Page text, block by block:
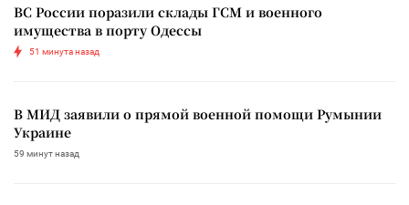
ВС России поразили склады ГСМ и военного
имущества в порту Одессы
51 минута назад
В МИД заявили о прямой военной помощи Румынии
Украине
59 минут назад